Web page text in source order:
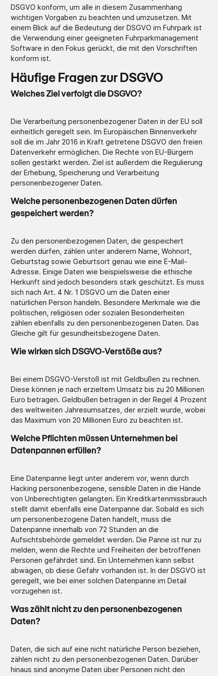
DSGVO konform, um alle in diesem Zusammenhang
wichtigen Vorgaben zu beachten und umzusetzen. Mit
einem Blick auf die Bedeutung der DSGVO im Fuhrpark ist
die Verwendung einer geeigneten Fuhrparkmanagement
Software in den Fokus gerückt, die mit den Vorschriften
konform ist.
Häufige Fragen zur DSGVO
Welches Ziel verfolgt die DSGVO?
Die Verarbeitung personenbezogener Daten in der EU soll
einheitlich geregelt sein. Im Europäischen Binnenverkehr
soll die im Jahr 2016 in Kraft getretene DSGVO den freien
Datenverkehr ermöglichen. Die Rechte von EU-Bürgern
sollen gestärkt werden. Ziel ist außerdem die Regulierung
der Erhebung, Speicherung und Verarbeitung
personenbezogener Daten.
Welche personenbezogenen Daten dürfen
gespeichert werden?
Zu den personenbezogenen Daten, die gespeichert
werden dürfen, zählen unter anderem Name, Wohnort,
Geburtstag sowie Geburtsort genau wie eine E-Mail-
Adresse. Einige Daten wie beispielsweise die ethische
Herkunft sind jedoch besonders stark geschützt. Es muss
sich nach Art. 4 Nr. 1 DSGVO um die Daten einer
natürlichen Person handeln. Besondere Merkmale wie die
politischen, religiösen oder sozialen Besonderheiten
zählen ebenfalls zu den personenbezogenen Daten. Das
Gleiche gilt für gesundheitsbezogene Daten.
Wie wirken sich DSGVO-Verstöße aus?
Bei einem DSGVO-Verstoß ist mit Geldbußen zu rechnen.
Diese können je nach erzieltem Umsatz bis zu 20 Millionen
Euro betragen. Geldbußen betragen in der Regel 4 Prozent
des weltweiten Jahresumsatzes, der erzielt wurde, wobei
das Maximum von 20 Millionen Euro zu beachten ist.
Welche Pflichten müssen Unternehmen bei
Datenpannen erfüllen?
Eine Datenpanne liegt unter anderem vor, wenn durch
Hacking personenbezogene, sensible Daten in die Hände
von Unberechtigten gelangten. Ein Kreditkartenmissbrauch
stellt damit ebenfalls eine Datenpanne dar. Sobald es sich
um personenbezogene Daten handelt, muss die
Datenpanne innerhalb von 72 Stunden an die
Aufsichtsbehörde gemeldet werden. Die Panne ist nur zu
melden, wenn die Rechte und Freiheiten der betroffenen
Personen gefährdet sind. Ein Unternehmen kann selbst
abwägen, ob diese Gefahr vorhanden ist. In der DSGVO ist
geregelt, wie bei einer solchen Datenpanne im Detail
vorzugehen ist.
Was zählt nicht zu den personenbezogenen
Daten?
Daten, die sich auf eine nicht natürliche Person beziehen,
zählen nicht zu den personenbezogenen Daten. Darüber
hinaus sind anonyme Daten über Personen nicht den